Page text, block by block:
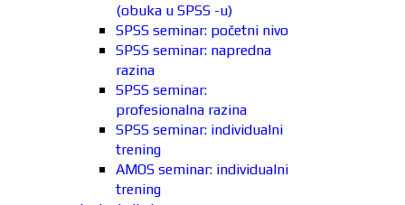
(obuka u SPSS -u)
SPSS seminar: početni nivo
SPSS seminar: napredna
razina
SPSS seminar:
profesionalna razina
SPSS seminar: individualni
trening
AMOS seminar: individualni
trening